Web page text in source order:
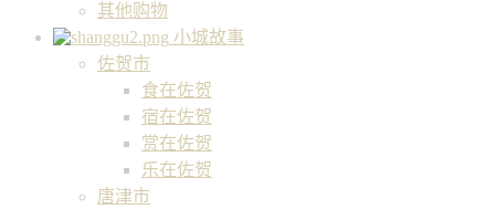
其他购物
小城故事
佐贺市
食在佐贺
宿在佐贺
赏在佐贺
乐在佐贺
唐津市